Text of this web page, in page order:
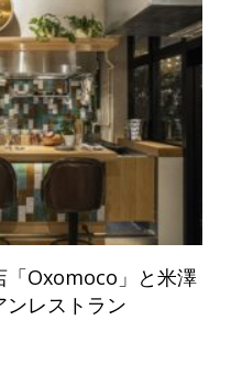
「Oxomoco」と米澤
ンレストラン